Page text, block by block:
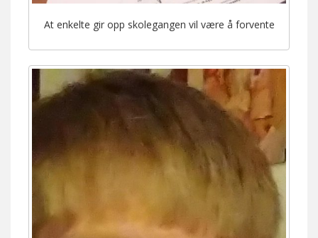
At enkelte gir opp skolegangen vil være å forvente